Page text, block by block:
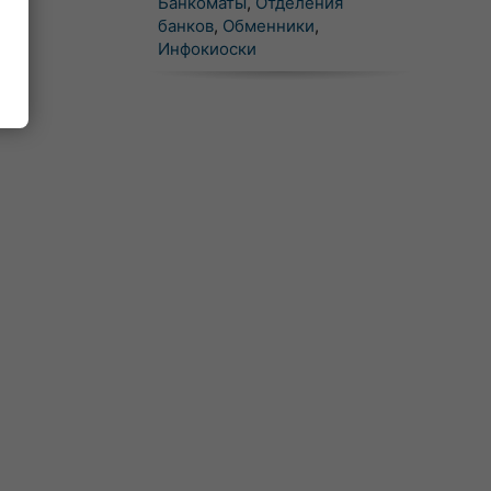
банков, Обменники,
Инфокиоски